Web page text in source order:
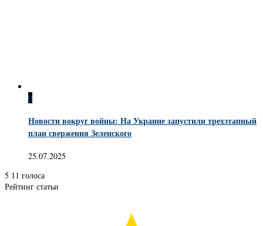
0
Новости вокруг войны: На Украине запустили трехэтапный
план свержения Зеленского
25.07.2025
5 11 голоса
Рейтинг статьи